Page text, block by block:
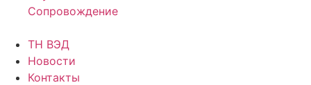
Сопровождение
ТН ВЭД
Новости
Контакты